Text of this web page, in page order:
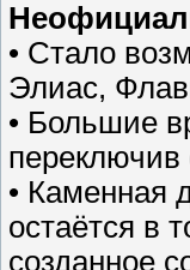
• Стало
Элиас,
• Большие
переключив
• Каменная
остаётся в
созданное